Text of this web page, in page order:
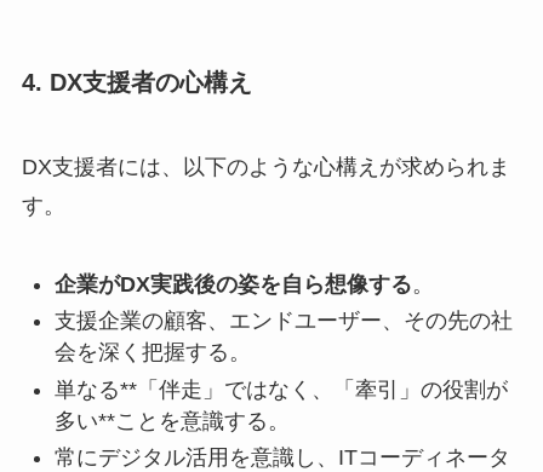
4. DX支援者の心構え
DX支援者には、以下のような心構えが求められま
す。
企業がDX実践後の姿を自ら想像する。
支援企業の顧客、エンドユーザー、その先の社
会を深く把握する。
単なる**「伴走」ではなく、「牽引」の役割が
多い**ことを意識する。
常にデジタル活用を意識し、ITコーディネータ